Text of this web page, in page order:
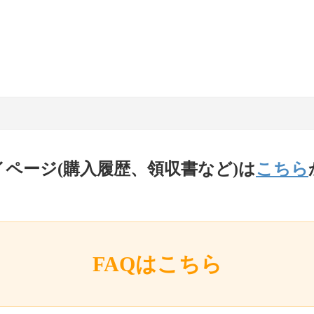
ページ(購入履歴、領収書など)はこちら
FAQはこちら